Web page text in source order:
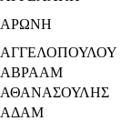
ΑΡΩΝΗ
ΑΓΓΕΛΟΠΟΥΛΟΥ
ΑΒΡΑΑΜ
ΑΘΑΝΑΣΟΥΛΗΣ
ΑΔΑΜ